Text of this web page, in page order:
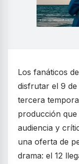
Los fanáticos
disfrutar el 9
tercera
producción que
audiencia y
una oferta de
drama: el 12